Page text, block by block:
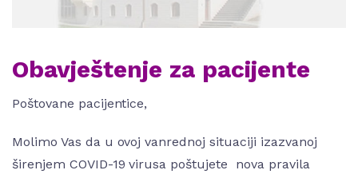
Obavještenje za pacijente
Poštovane pacijentice,
Molimo Vas da u ovoj vanrednoj situaciji izazvanoj
širenjem COVID-19 virusa poštujete nova pravila